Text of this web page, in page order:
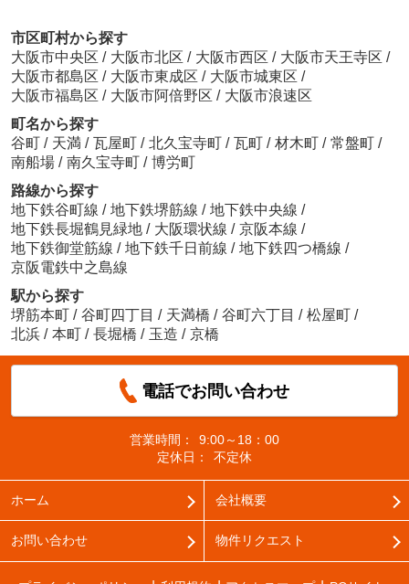
市区町村から探す
大阪市中央区 / 大阪市北区 / 大阪市西区 / 大阪市天王寺区 /
大阪市都島区 / 大阪市東成区 / 大阪市城東区 /
大阪市福島区 / 大阪市阿倍野区 / 大阪市浪速区
町名から探す
谷町 / 天満 / 瓦屋町 / 北久宝寺町 / 瓦町 / 材木町 / 常盤町 /
南船場 / 南久宝寺町 / 博労町
路線から探す
地下鉄谷町線 / 地下鉄堺筋線 / 地下鉄中央線 /
地下鉄長堀鶴見緑地 / 大阪環状線 / 京阪本線 /
地下鉄御堂筋線 / 地下鉄千日前線 / 地下鉄四つ橋線 /
京阪電鉄中之島線
駅から探す
堺筋本町 / 谷町四丁目 / 天満橋 / 谷町六丁目 / 松屋町 /
北浜 / 本町 / 長堀橋 / 玉造 / 京橋
電話でお問い合わせ
営業時間：
9:00～18：00
定休日：
不定休
ホーム 会社概要
お問い合わせ 物件リクエスト